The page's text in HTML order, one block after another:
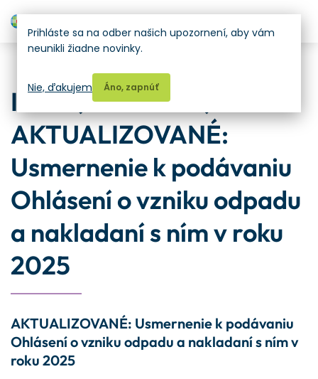
ISOH (26.11.2024) –
AKTUALIZOVANÉ:
Usmernenie k podávaniu
Ohlásení o vzniku odpadu
a nakladaní s ním v roku
2025
AKTUALIZOVANÉ: Usmernenie k podávaniu
Ohlásení o vzniku odpadu a nakladaní s ním v
roku 2025
Prihláste sa na odber našich upozornení, aby vám
neunikli žiadne novinky.
Áno, zapnúť
Nie, ďakujem